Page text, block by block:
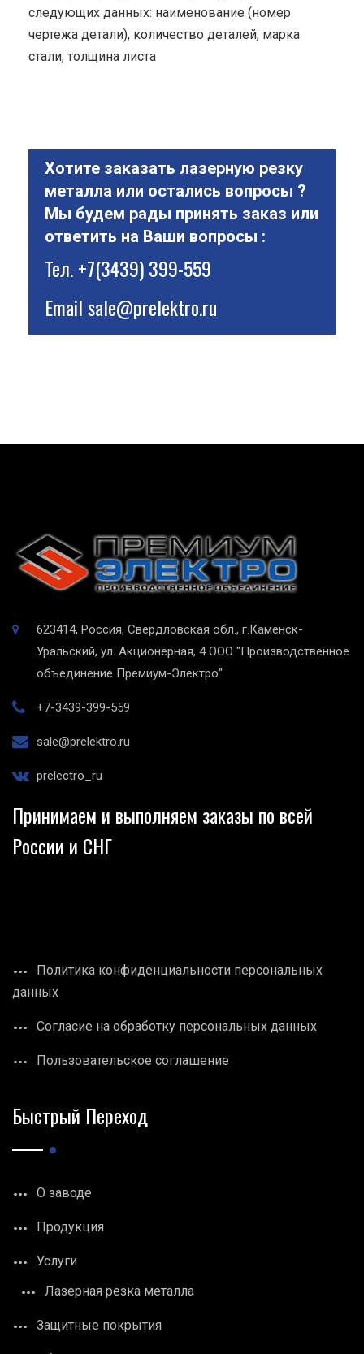
следующих данных: наименование (номер
чертежа детали), количество деталей, марка
стали, толщина листа
Хотите заказать лазерную резку
металла или остались вопросы ?
Мы будем рады принять заказ или
ответить на Ваши вопросы :
Тел.+7(3439) 399-559
Emailsale@prelektro.ru
623414, Россия, Свердловская обл., г.Каменск-
Уральский, ул. Акционерная, 4 ООО "Производственное
объединение Премиум-Электро"
+7-3439-399-559
sale@prelektro.ru
prelectro_ru
Принимаем и выполняем заказы по всей
России и СНГ
Политика конфиденциальности персональных
данных
Согласие на обработку персональных данных
Пользовательское соглашение
Быстрый Переход
О заводе
Продукция
Услуги
Лазерная резка металла
Защитные покрытия